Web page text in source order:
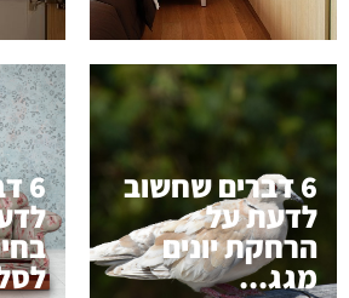
6 דברים שחשוב
לדעת על
הרחקת יונים
מגג...
6